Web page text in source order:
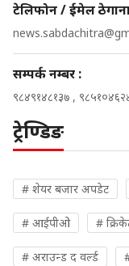
टेलिफोन / ईमेल
सम्पर्क नम्बर :
९८४९१४८१३७ ,
ट्रेण्डिङ
# शेयर बजार अपडेट
# आईपीओ #
# अराउन्ड द वर्ल्ड